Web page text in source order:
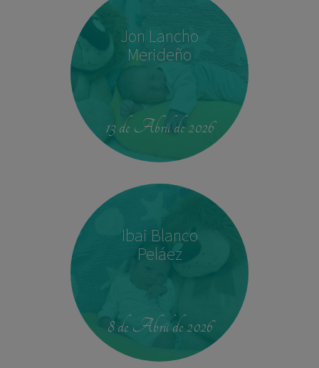
Jon Lancho
Merideño
13 de Abril de 2026
Ibai Blanco
Peláez
8 de Abril de 2026